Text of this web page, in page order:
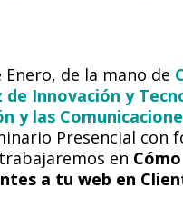
de la mano de
de Innovación y
y las
Presencial con
en Cómo
a tu web en